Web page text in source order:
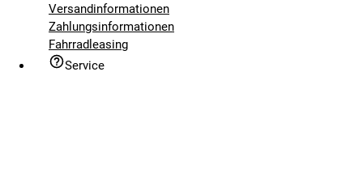
Versandinformationen
Zahlungsinformationen
Fahrradleasing
Service